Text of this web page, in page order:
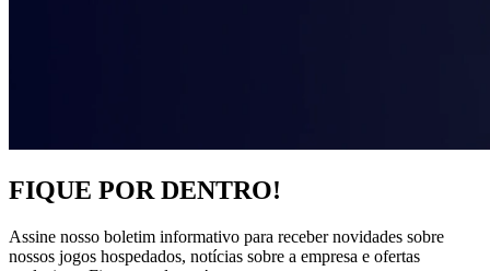
FIQUE POR DENTRO!
Assine nosso boletim informativo para receber novidades sobre
nossos jogos hospedados, notícias sobre a empresa e ofertas